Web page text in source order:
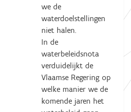
we de
waterdoelstellingen
niet halen.
In de
waterbeleidsnota
verduidelijkt de
Vlaamse Regering op
welke manier we de
komende jaren het